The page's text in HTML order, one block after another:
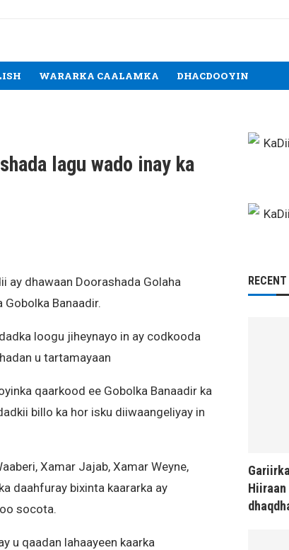
WARARKA CAALAMKA DHACDOOYIN
lagu wado inay ka
ay dhawaan Doorashada Golaha
Banaadir.
loogu jiheynayo in ay codkooda
u tartamayaan
qaarkood ee Gobolka Banaadir ka
billo ka hor isku diiwaangeliyay in
Xamar Jajab, Xamar Weyne,
daahfuray bixinta kaararka ay
socota.
u qaadan lahaayeen kaarka
Hiiraan